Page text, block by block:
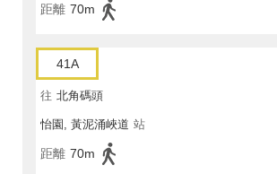
距離 70m
41A
往 北角碼頭
怡園, 黃泥涌峽道 站
距離 70m